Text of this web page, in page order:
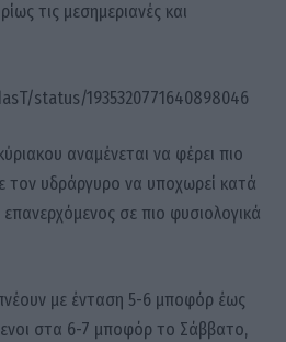
τις μεσημεριανές και
status/1935320771640898046
αναμένεται να φέρει πιο
τον υδράργυρο να υποχωρεί κατά
σε πιο φυσιολογικά
με ένταση 5-6 μποφόρ έως
στα 6-7 μποφόρ το Σάββατο,